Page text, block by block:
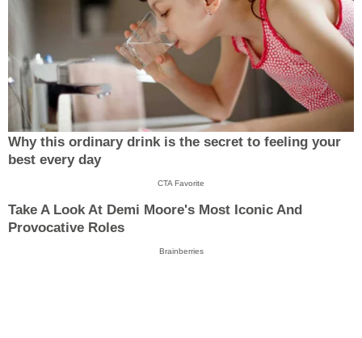
Why this ordinary drink is the secret to feeling your
best every day
CTA Favorite
Take A Look At Demi Moore's Most Iconic And
Provocative Roles
Brainberries